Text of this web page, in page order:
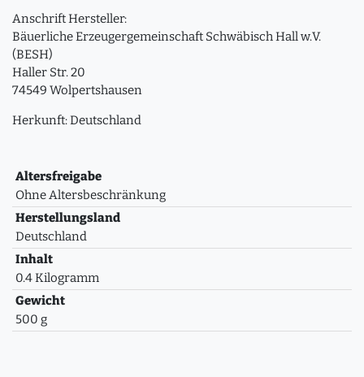
Anschrift Hersteller:
Bäuerliche Erzeugergemeinschaft Schwäbisch Hall w.V.
(BESH)
Haller Str. 20
74549 Wolpertshausen
Herkunft: Deutschland
Altersfreigabe
Ohne Altersbeschränkung
Herstellungsland
Deutschland
Inhalt
0.4 Kilogramm
Gewicht
500 g